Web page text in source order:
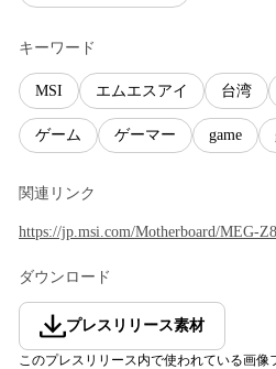
キーワード
MSI エムエスアイ 台湾
ゲーム ゲーマー game
関連リンク
https://jp.msi.com/Motherboard/MEG-
ダウンロード
プレスリリース素材
このプレスリリース内で使われている画